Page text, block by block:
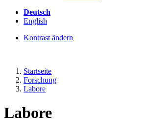
Deutsch
English
Kontrast ändern
Startseite
Forschung
Labore
Labore